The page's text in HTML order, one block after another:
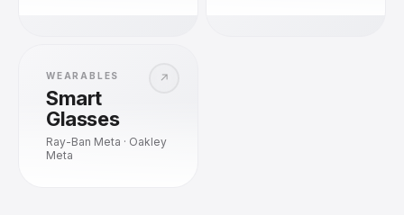
↗
WEARABLES
Smart
Glasses
Ray-Ban Meta · Oakley
Meta